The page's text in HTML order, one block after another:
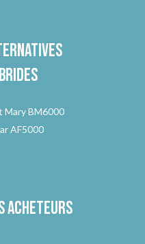
Mary BM6000
AF5000
acheteurs